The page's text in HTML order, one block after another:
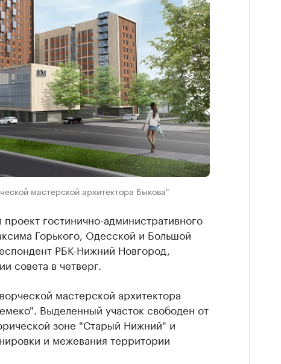
мастерской архитектора Быкова"
гостинично-административного
Горького, Одесской и Большой
РБК-Нижний Новгород,
совета в четверг.
мастерской архитектора
Выделенный участок свободен от
зоне "Старый Нижний" и
и межевания территории